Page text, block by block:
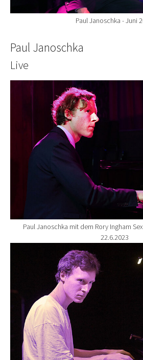
Paul Janoschka - Juni
Paul Janoschka
Live
Show larger version for:
Paul Janoschka mit dem Rory Ingham
22.6.2023
Show larger version for: